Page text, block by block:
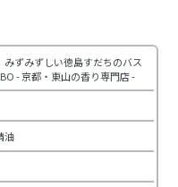
ずみずしい徳島すだちのバス
- 京都・東山の香り専門店 -
油